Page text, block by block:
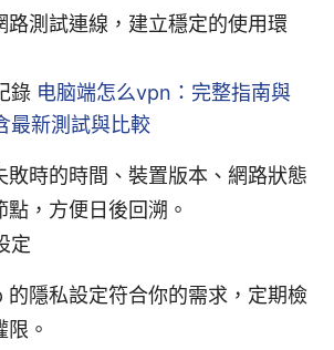
路測試連線，建立穩定的使用環
錄 电脑端怎么vpn：完整指南與
最新測試與比較
敗時的時間、裝置版本、網路狀態
點，方便日後回溯。
定
的隱私設定符合你的需求，定期檢
。